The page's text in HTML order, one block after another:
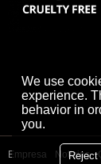
Empresa Noticias
We use
experience.
behavior in
you.
Reject